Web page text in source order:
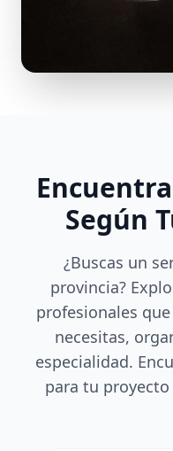
Según
¿Buscas un
provincia?
profesionales
necesitas,
especialidad.
para tu